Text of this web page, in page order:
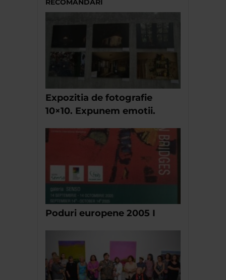
RECOMANDĂRI
Expozitia de fotografie
10×10. Expunem emotii.
Poduri europene 2005 I